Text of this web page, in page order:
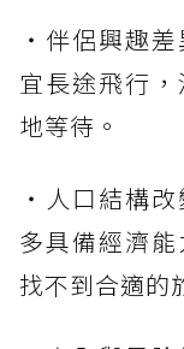
・伴侶興趣
宜長途飛行
地等待。
・人口結構
多具備經濟
找不到合適的